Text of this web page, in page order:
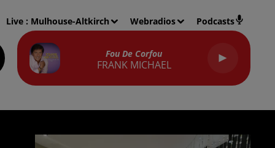
Live : Mulhouse-Altkirch Webradios Podcasts
Fou De Corfou
FRANK MICHAEL